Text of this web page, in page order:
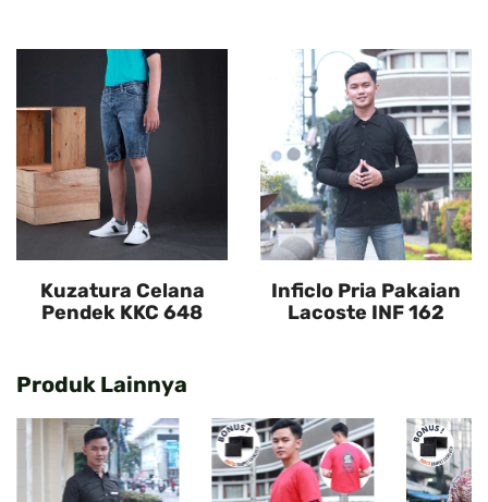
Kuzatura Celana
Pendek KKC 648
Inficlo Pria Pakaian
Lacoste INF 162
Produk Lainnya